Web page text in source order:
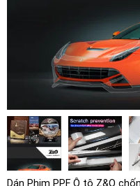
Dán Phim PPF Ô tô Z&O